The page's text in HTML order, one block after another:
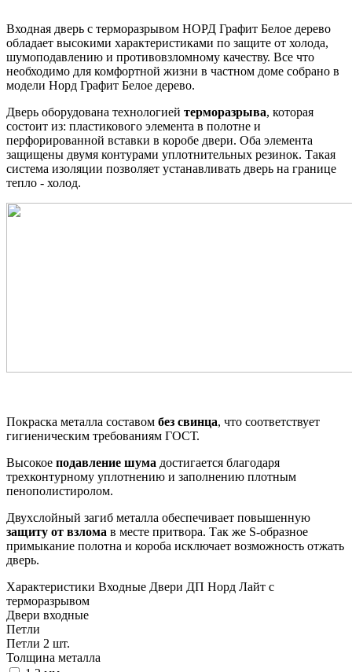
Входная дверь с терморазрывом НОРД Графит Белое дерево
обладает высокими характеристиками по защите от холода,
шумоподавлению и противовзломному качеству. Все что
необходимо для комфортной жизни в частном доме собрано в
модели Норд Графит Белое дерево.
Дверь оборудована технологией терморазрыва, которая
состоит из: пластикового элемента в полотне и
перфорированной вставки в коробе двери. Оба элемента
защищены двумя контурами уплотнительных резинок. Такая
система изоляции позволяет устанавливать дверь на границе
тепло - холод.
Покраска металла составом без свинца, что соответствует
гигиеническим требованиям ГОСТ.
Высокое подавление шума достигается благодаря
трехконтурному уплотнению и заполнению плотным
пенополистиролом.
Двухслойный загиб металла обеспечивает повышенную
защиту от взлома в месте притвора. Так же S-образное
примыкание полотна и короба исключает возможность отжать
дверь.
Характеристики Входные Двери ДП Норд Лайт с
терморазрывом
Двери входные
Петли
Петли 2 шт.
Толщина металла